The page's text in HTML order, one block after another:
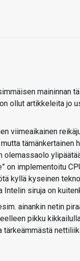
maininnan
ollut artikkeleita jo
viimeaikainen
tämänkertainen
olemassaolo
on implementoitu
kyllä kyseinen
siruja on
ainankin netin
pikku
tärkeämmästä